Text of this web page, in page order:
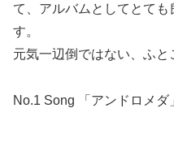
て、アルバムとしてとても
す。
元気一辺倒ではない、ふと
No.1 Song 「アンドロメダ